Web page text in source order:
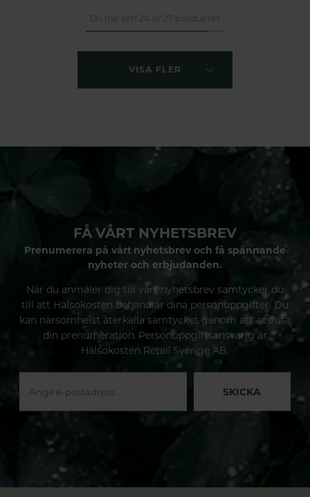
Du har sett 24 av 27 produkter
VISA FLER
FÅ VÅRT NYHETSBREV
Prenumerera på vårt nyhetsbrev och få spännande
nyheter och erbjudanden.
När du anmäler dig till vårt nyhetsbrev samtycker du
till att Hälsokosten behandlar dina personuppgifter. Du
kan närsomhelst återkalla samtycket genom att avsluta
din prenumeration. Personuppgiftsansvarig är
Hälsokosten Retail Sverige AB.
SKICKA